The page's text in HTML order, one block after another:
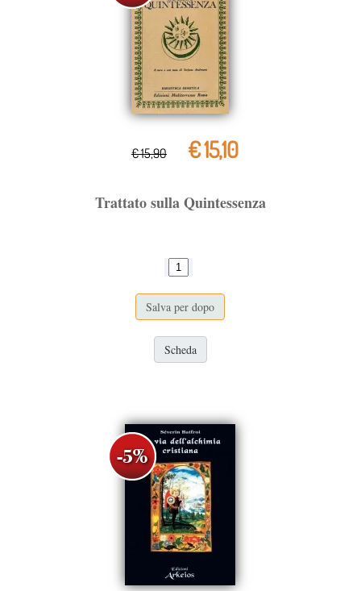
€ 15,90 € 15,10
Trattato sulla Quintessenza
Salva per dopo
Scheda